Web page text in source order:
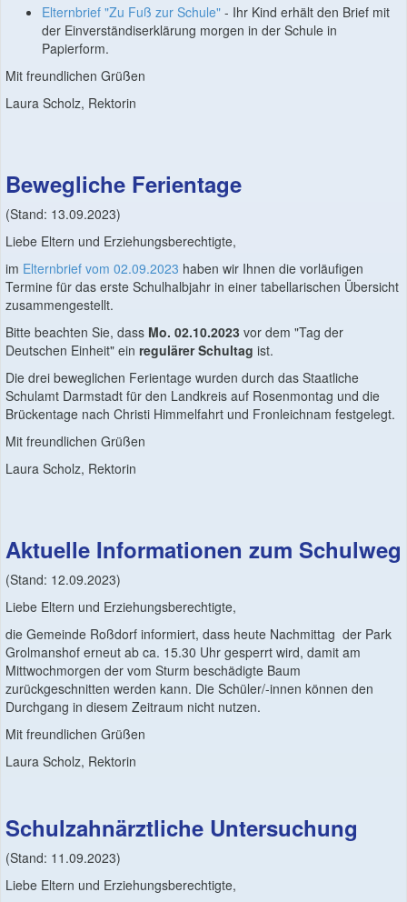
Elternbrief "Zu Fuß zur Schule" - Ihr Kind erhält den Brief mit
der Einverständiserklärung morgen in der Schule in
Papierform.
Mit freundlichen Grüßen
Laura Scholz, Rektorin
Bewegliche Ferientage
(Stand: 13.09.2023)
Liebe Eltern und Erziehungsberechtigte,
im Elternbrief vom 02.09.2023 haben wir Ihnen die vorläufigen
Termine für das erste Schulhalbjahr in einer tabellarischen Übersicht
zusammengestellt.
Bitte beachten Sie, dass Mo. 02.10.2023 vor dem "Tag der
Deutschen Einheit" ein regulärer Schultag ist.
Die drei beweglichen Ferientage wurden durch das Staatliche
Schulamt Darmstadt für den Landkreis auf Rosenmontag und die
Brückentage nach Christi Himmelfahrt und Fronleichnam festgelegt.
Mit freundlichen Grüßen
Laura Scholz, Rektorin
Aktuelle Informationen zum Schulweg
(Stand: 12.09.2023)
Liebe Eltern und Erziehungsberechtigte,
die Gemeinde Roßdorf informiert, dass heute Nachmittag der Park
Grolmanshof erneut ab ca. 15.30 Uhr gesperrt wird, damit am
Mittwochmorgen der vom Sturm beschädigte Baum
zurückgeschnitten werden kann. Die Schüler/-innen können den
Durchgang in diesem Zeitraum nicht nutzen.
Mit freundlichen Grüßen
Laura Scholz, Rektorin
Schulzahnärztliche Untersuchung
(Stand: 11.09.2023)
Liebe Eltern und Erziehungsberechtigte,